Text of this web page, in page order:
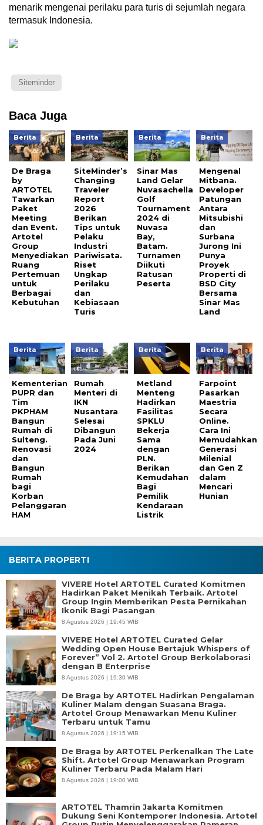
menarik mengenai perilaku para turis di sejumlah negara
termasuk Indonesia.
Siteminder
Baca Juga
Berita
De Braga
by
ARTOTEL
Tawarkan
Paket
Meeting
dan Event.
Artotel
Group
Menyediakan
Ruang
Pertemuan
untuk
Berbagai
Kebutuhan
Berita
SiteMinder’s
Changing
Traveler
Report
2026
Berikan
Tips untuk
Pelaku
Industri
Pariwisata.
Riset
Ungkap
Perilaku
dan
Kebiasaan
Turis
Berita
Sinar Mas
Land Gelar
Nuvasachella
Golf
Tournament
2024 di
Nuvasa
Bay,
Batam.
Turnamen
Diikuti
Ratusan
Peserta
Berita
Mengenal
Mitbana.
Developer
Patungan
Antara
Mitsubishi
dan
Surbana
Jurong Ini
Punya
Proyek
Properti di
BSD City
Bersama
Sinar Mas
Land
Berita
Kementerian
PUPR dan
Tim
PKPHAM
Bangun
Rumah di
Sulteng.
Renovasi
dan
Bangun
Rumah
bagi
Korban
Pelanggaran
HAM
Berita
Rumah
Menteri di
IKN
Nusantara
Selesai
Dibangun
Pada Juni
2024
Berita
Metland
Menteng
Hadirkan
Fasilitas
SPKLU
Bekerja
Sama
dengan
PLN.
Berikan
Kemudahan
Bagi
Pemilik
Kendaraan
Listrik
Berita
Farpoint
Pasarkan
Maestria
Secara
Online.
Cara Ini
Memudahkan
Generasi
Milenial
dan Gen Z
dalam
Mencari
Hunian
BERITA PROPERTI
VIVERE Hotel ARTOTEL Curated Komitmen
Hadirkan Paket Menikah Terbaik. Artotel
Group Ingin Memberikan Pesta Pernikahan
Ikonik Bagi Pasangan
8 Agustus 2026 | 19:45 WIB
VIVERE Hotel ARTOTEL Curated Gelar
Wedding Open House Bertajuk Whispers of
Forever” Vol 2. Artotel Group Berkolaborasi
dengan B Enterprise
8 Agustus 2026 | 19:30 WIB
De Braga by ARTOTEL Hadirkan Pengalaman
Kuliner Malam dengan Suasana Braga.
Artotel Group Menawarkan Menu Kuliner
Terbaru untuk Tamu
8 Agustus 2026 | 19:15 WIB
De Braga by ARTOTEL Perkenalkan The Late
Shift. Artotel Group Menawarkan Program
Kuliner Terbaru Pada Malam Hari
8 Agustus 2026 | 19:00 WIB
ARTOTEL Thamrin Jakarta Komitmen
Dukung Seni Kontemporer Indonesia. Artotel